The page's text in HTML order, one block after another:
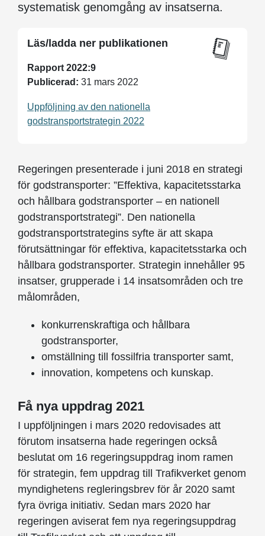
systematisk genomgång av insatserna.
Läs/ladda ner publikationen
Rapport 2022:9
Publicerad: 31 mars 2022
Uppföljning av den nationella
godstransportstrategin 2022
Regeringen presenterade i juni 2018 en strategi
för godstransporter: ”Effektiva, kapacitetsstarka
och hållbara godstransporter – en nationell
godstransportstrategi”. Den nationella
godstransportstrategins syfte är att skapa
förutsättningar för effektiva, kapacitetsstarka och
hållbara godstransporter. Strategin innehåller 95
insatser, grupperade i 14 insatsområden och tre
målområden,
konkurrenskraftiga och hållbara
godstransporter,
omställning till fossilfria transporter samt,
innovation, kompetens och kunskap.
Få nya uppdrag 2021
I uppföljningen i mars 2020 redovisades att
förutom insatserna hade regeringen också
beslutat om 16 regeringsuppdrag inom ramen
för strategin, fem uppdrag till Trafikverket genom
myndighetens regleringsbrev för år 2020 samt
fyra övriga initiativ. Sedan mars 2020 har
regeringen aviserat fem nya regeringsuppdrag